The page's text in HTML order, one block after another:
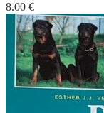
8.00 €